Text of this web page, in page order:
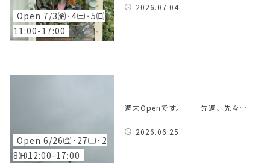
Open 7/3㈮･4㈯･5㈰
11:00-17:00
2026.07.04
Open 6/26㈮･27㈯･2
8㈰12:00-17:00
週末Openです。 先週、先々…
2026.06.25